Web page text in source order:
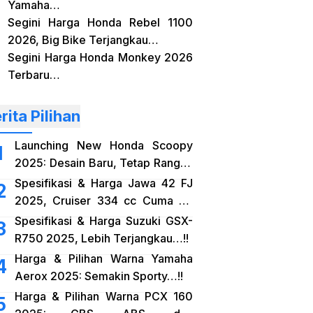
Yamaha…
Segini Harga Honda Rebel 1100
2026, Big Bike Terjangkau…
Segini Harga Honda Monkey 2026
Terbaru…
Pilihan
Launching New Honda Scoopy
2025: Desain Baru, Tetap Rangka
eSAF…!!
Spesifikasi & Harga Jawa 42 FJ
2025, Cruiser 334 cc Cuma 38
Jutaan…!!
Spesifikasi & Harga Suzuki GSX-
R750 2025, Lebih Terjangkau…!!
Harga & Pilihan Warna Yamaha
Aerox 2025: Semakin Sporty…!!
Harga & Pilihan Warna PCX 160